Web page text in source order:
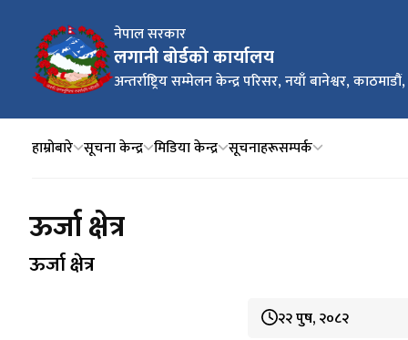
नेपाल सरकार
लगानी बोर्डको कार्यालय
अन्तर्राष्ट्रिय सम्मेलन केन्द्र परिसर, नयाँ बानेश्वर,
हाम्रोबारे सूचना केन्द्र मिडिया केन्द्र सूचनाहरूसम्पर्क
ऊर्जा क्षेत्र
ऊर्जा क्षेत्र
२२ पुष, २०८२